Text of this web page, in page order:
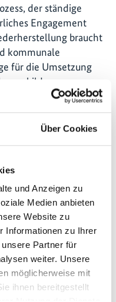
Über Cookies
und Anzeigen zu
Medien anbieten
Website zu
Informationen zu Ihrer
Partner für
weiter. Unsere
möglicherweise mit
ihnen bereitgestellt
der ständige
Engagement
braucht
kommunale
für die Umsetzung
bilden.
auf die
Fähigkeiten der
Die
konzentrieren
und
die lokalen
und
Bewirtschaftung von